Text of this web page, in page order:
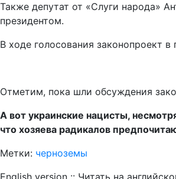
Также депутат от «Слуги народа»
президентом.
В ходе голосования законопроект
Отметим, пока шли обсуждения
А вот украинские нацисты,
что хозяева радикалов
Метки: черноземы